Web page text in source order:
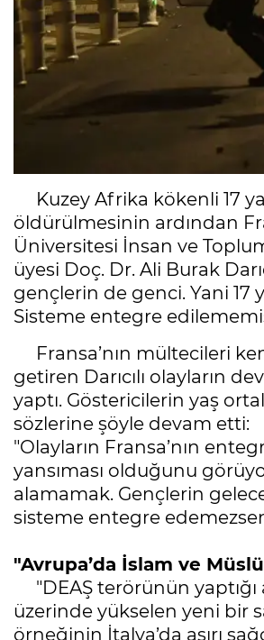
Kuzey Afrika kökenli 17
öldürülmesinin ardından
Üniversitesi İnsan ve
üyesi Doç. Dr. Ali Burak
gençlerin de genci. Yani 17
Sisteme entegre
Fransa’nın mültecileri
getiren Darıcılı olayların
yaptı. Göstericilerin yaş
sözlerine şöyle devam etti:
"Olayların Fransa’nın
yansıması olduğunu
alamamak. Gençlerin
sisteme entegre
"Avrupa’da İslam ve
"DEAŞ terörünün yaptığı
üzerinde yükselen yeni bir
örneğinin İtalya’da aşırı